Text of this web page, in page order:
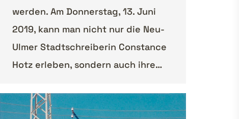
werden. Am Donnerstag, 13. Juni
2019, kann man nicht nur die Neu-
Ulmer Stadtschreiberin Constance
Hotz erleben, sondern auch ihre…